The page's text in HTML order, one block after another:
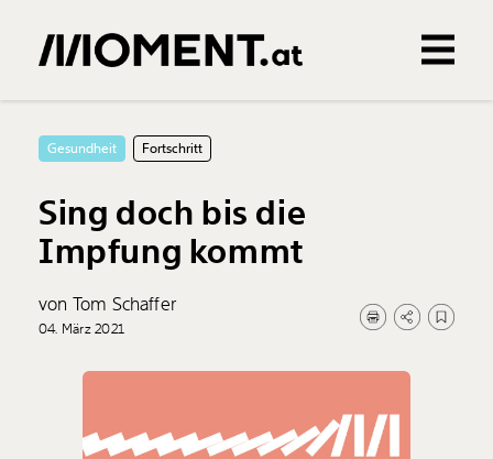
0Treffer
Gesundheit Fortschritt
Sing doch bis die
Impfung kommt
von Tom Schaffer
04. März 2021